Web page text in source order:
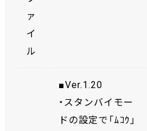
ァ
イ
ル
■Ver.1.20
・スタンバイモー
ドの設定で「ﾑｺｳ」